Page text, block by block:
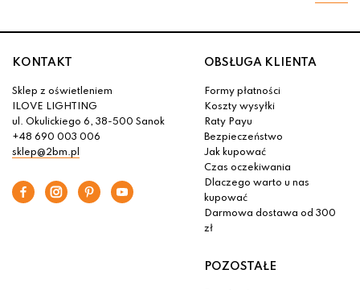
KONTAKT
Sklep z oświetleniem
ILOVE LIGHTING
ul. Okulickiego 6, 38-500 Sanok
+48 690 003 006
sklep@2bm.pl
OBSŁUGA KLIENTA
Formy płatności
Koszty wysyłki
Raty Payu
Bezpieczeństwo
Jak kupować
Czas oczekiwania
Dlaczego warto u nas
kupować
Darmowa dostawa od 300
zł
POZOSTAŁE